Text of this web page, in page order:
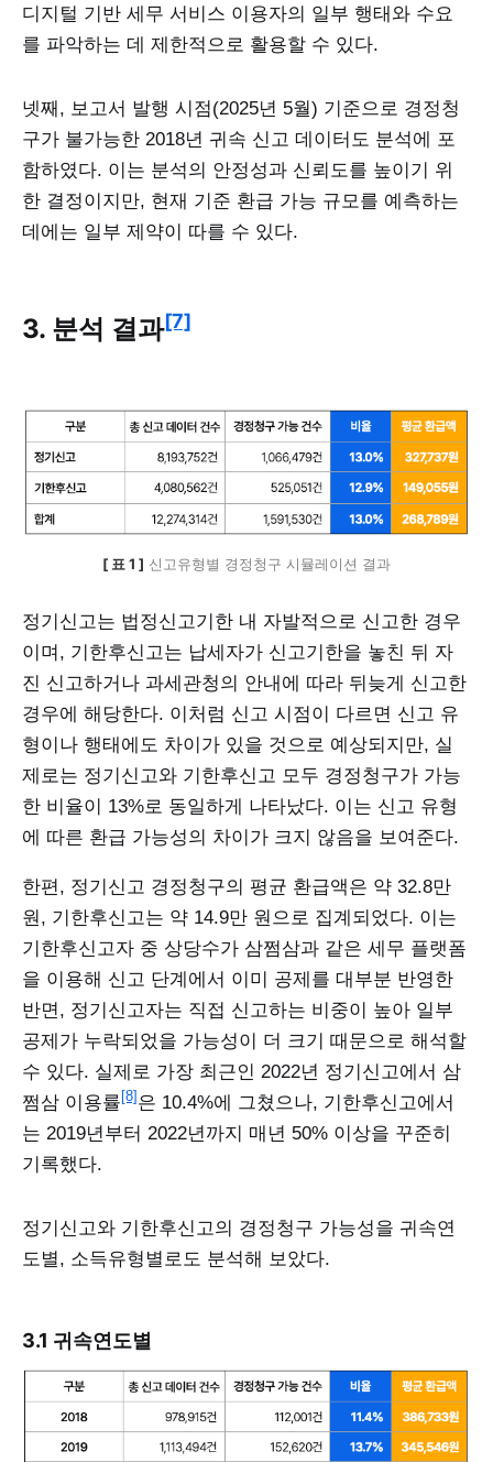
디지털 기반 세무 서비스 이용자의 일부 행태와 수요
를 파악하는 데 제한적으로 활용할 수 있다.
넷째, 보고서 발행 시점(2025년 5월) 기준으로 경정청
구가 불가능한 2018년 귀속 신고 데이터도 분석에 포
함하였다. 이는 분석의 안정성과 신뢰도를 높이기 위
한 결정이지만, 현재 기준 환급 가능 규모를 예측하는
데에는 일부 제약이 따를 수 있다.
3. 분석 결과[7]
[ 표 1 ] 신고유형별 경정청구 시뮬레이션 결과
정기신고는 법정신고기한 내 자발적으로 신고한 경우
이며, 기한후신고는 납세자가 신고기한을 놓친 뒤 자
진 신고하거나 과세관청의 안내에 따라 뒤늦게 신고한
경우에 해당한다. 이처럼 신고 시점이 다르면 신고 유
형이나 행태에도 차이가 있을 것으로 예상되지만, 실
제로는 정기신고와 기한후신고 모두 경정청구가 가능
한 비율이 13%로 동일하게 나타났다. 이는 신고 유형
에 따른 환급 가능성의 차이가 크지 않음을 보여준다.
한편, 정기신고 경정청구의 평균 환급액은 약 32.8만
원, 기한후신고는 약 14.9만 원으로 집계되었다. 이는
기한후신고자 중 상당수가 삼쩜삼과 같은 세무 플랫폼
을 이용해 신고 단계에서 이미 공제를 대부분 반영한
반면, 정기신고자는 직접 신고하는 비중이 높아 일부
공제가 누락되었을 가능성이 더 크기 때문으로 해석할
수 있다. 실제로 가장 최근인 2022년 정기신고에서 삼
쩜삼 이용률 [8] 은 10.4%에 그쳤으나, 기한후신고에서
는 2019년부터 2022년까지 매년 50% 이상을 꾸준히
기록했다.
정기신고와 기한후신고의 경정청구 가능성을 귀속연
도별, 소득유형별로도 분석해 보았다.
3.1 귀속연도별